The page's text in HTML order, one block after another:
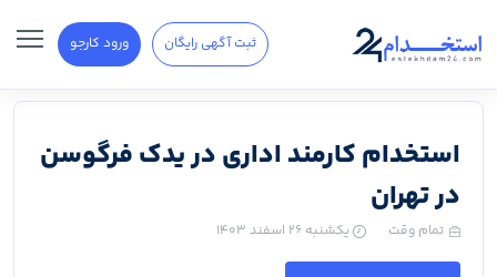
ثبت آگهی رایگان ورود کارجو
استخدام کارمند اداری در یدک فرگوسن
در تهران
تمام وقت یکشنبه ۲۶ اسفند ۱۴۰۳